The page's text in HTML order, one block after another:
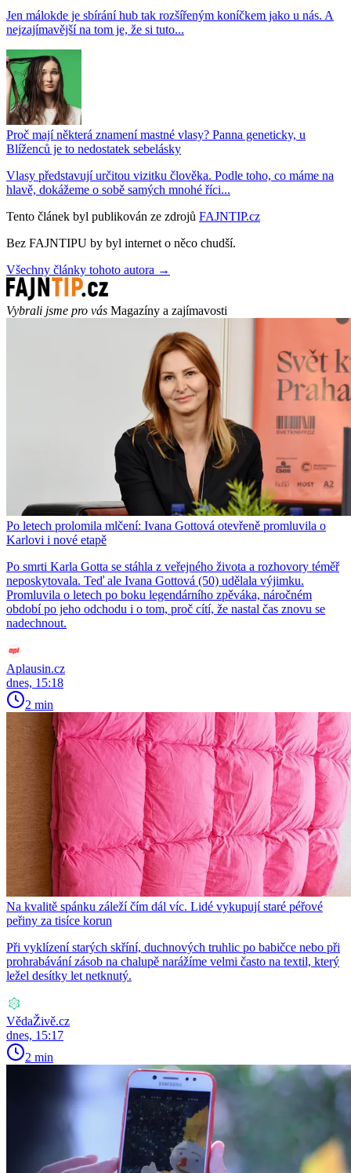
Jen málokde je sbírání hub tak rozšířeným koníčkem jako u nás. A
nejzajímavější na tom je, že si tuto...
Proč mají některá znamení mastné vlasy? Panna geneticky, u
Blíženců je to nedostatek sebelásky
Vlasy představují určitou vizitku člověka. Podle toho, co máme na
hlavě, dokážeme o sobě samých mnohé říci...
Tento článek byl publikován ze zdrojů FAJNTIP.cz
Bez FAJNTIPU by byl internet o něco chudší.
Všechny články tohoto autora →
Vybrali jsme pro vás Magazíny a zajímavosti
Po letech prolomila mlčení: Ivana Gottová otevřeně promluvila o
Karlovi i nové etapě
Po smrti Karla Gotta se stáhla z veřejného života a rozhovory téměř
neposkytovala. Teď ale Ivana Gottová (50) udělala výjimku.
Promluvila o letech po boku legendárního zpěváka, náročném
období po jeho odchodu i o tom, proč cítí, že nastal čas znovu se
nadechnout.
Aplausin.cz
dnes, 15:18
2 min
Na kvalitě spánku záleží čím dál víc. Lidé vykupují staré péřové
peřiny za tisíce korun
Při vyklízení starých skříní, duchnových truhlic po babičce nebo při
prohrabávání zásob na chalupě narážíme velmi často na textil, který
ležel desítky let netknutý.
VědaŽivě.cz
dnes, 15:17
2 min